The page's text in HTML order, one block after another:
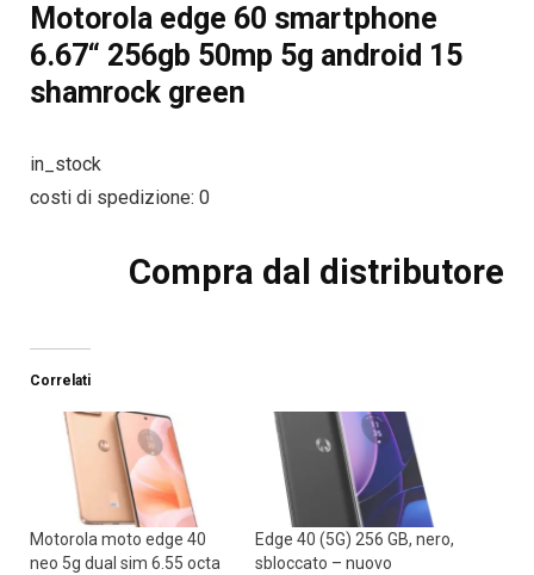
Motorola edge 60 smartphone
6.67“ 256gb 50mp 5g android 15
shamrock green
in_stock
costi di spedizione: 0
Compra dal distributore
Correlati
Motorola moto edge 40
neo 5g dual sim 6.55 octa
Edge 40 (5G) 256 GB, nero,
sbloccato – nuovo